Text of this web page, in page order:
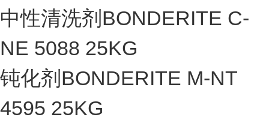
中性清洗剂BONDERITE C-
NE 5088 25KG
钝化剂BONDERITE M-NT
4595 25KG